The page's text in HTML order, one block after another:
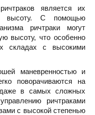
является их
высоту. С помощью
ричтраки могут
высоту, что особенно
складах с высокими
маневренностью и
поворачиваются на
в самых сложных
ричтраками
с высокой степенью